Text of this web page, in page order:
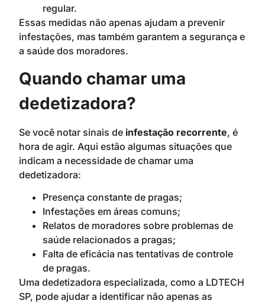
regular.
Essas medidas não apenas ajudam a prevenir
infestações, mas também garantem a segurança e
a saúde dos moradores.
Quando chamar uma
dedetizadora?
Se você notar sinais de infestação recorrente, é
hora de agir. Aqui estão algumas situações que
indicam a necessidade de chamar uma
dedetizadora:
Presença constante de pragas;
Infestações em áreas comuns;
Relatos de moradores sobre problemas de
saúde relacionados a pragas;
Falta de eficácia nas tentativas de controle
de pragas.
Uma dedetizadora especializada, como a LDTECH
SP, pode ajudar a identificar não apenas as